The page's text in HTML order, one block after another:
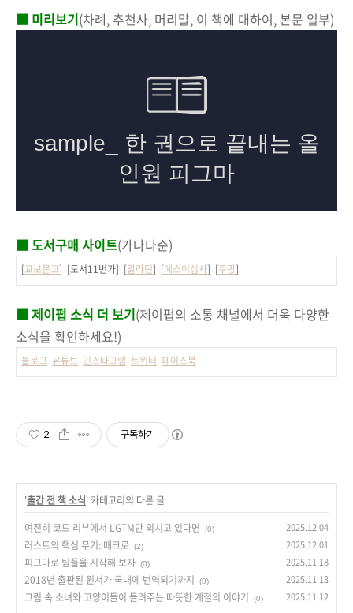
■ 미리보기(차례, 추천사, 머리말, 이 책에 대하여, 본문 일부)
■ 도서구매 사이트(가나다순)
[교보문고] [도서11번가] [알라딘] [예스이십사] [쿠팡]
■ 제이펍 소식 더 보기(제이펍의 소통 채널에서 더욱 다양한
소식을 확인하세요!)
블로그 유튜브 인스타그램 트위터 페이스북
2 구독하기
'출간 전 책 소식' 카테고리의 다른 글
여전히 코드 리뷰에서 LGTM만 외치고 있다면
(0) 2025.12.04
러스트의 핵심 무기: 매크로 (2) 2025.12.01
피그마로 팀플을 시작해 보자 (0) 2025.11.18
2018년 출판된 원서가 국내에 번역되기까지 (0) 2025.11.13
그림 속 소녀와 고양이들이 들려주는 따뜻한 계절의 이야기 (0) 2025.11.12